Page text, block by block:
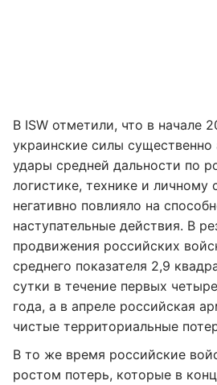
В ISW отметили, что в начале
украинские силы существенно
удары средней дальности по
логистике, технике и личному
негативно повлияло на
наступательные действия. В
продвижения российских
среднего показателя 2,9
сутки в течение первых
года, а в апреле российская
чистые территориальные
В то же время российские
ростом потерь, которые в